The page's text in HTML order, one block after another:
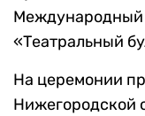
Международный
«Театральный
На церемонии
Нижегородской